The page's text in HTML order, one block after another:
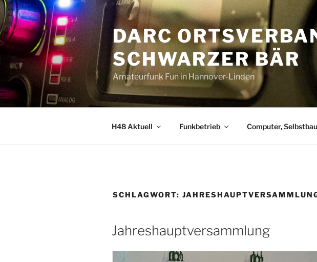
Zum
Inhalt
springen
DARC
SCHWARZER BÄR
Amateurfunk Fun in Hannover-Linden
H48 Aktuell Funkbetrieb Computer, Selbstbau
SCHLAGWORT:
Jahreshauptversammlung